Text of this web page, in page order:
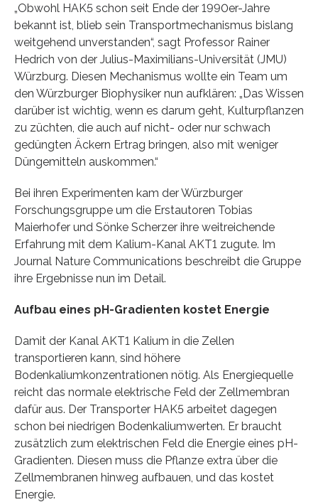
„Obwohl HAK5 schon seit Ende der 1990er-Jahre
bekannt ist, blieb sein Transportmechanismus bislang
weitgehend unverstanden“, sagt Professor Rainer
Hedrich von der Julius-Maximilians-Universität (JMU)
Würzburg. Diesen Mechanismus wollte ein Team um
den Würzburger Biophysiker nun aufklären: „Das Wissen
darüber ist wichtig, wenn es darum geht, Kulturpflanzen
zu züchten, die auch auf nicht- oder nur schwach
gedüngten Äckern Ertrag bringen, also mit weniger
Düngemitteln auskommen.“
Bei ihren Experimenten kam der Würzburger
Forschungsgruppe um die Erstautoren Tobias
Maierhofer und Sönke Scherzer ihre weitreichende
Erfahrung mit dem Kalium-Kanal AKT1 zugute. Im
Journal Nature Communications beschreibt die Gruppe
ihre Ergebnisse nun im Detail.
Aufbau eines pH-Gradienten kostet Energie
Damit der Kanal AKT1 Kalium in die Zellen
transportieren kann, sind höhere
Bodenkaliumkonzentrationen nötig. Als Energiequelle
reicht das normale elektrische Feld der Zellmembran
dafür aus. Der Transporter HAK5 arbeitet dagegen
schon bei niedrigen Bodenkaliumwerten. Er braucht
zusätzlich zum elektrischen Feld die Energie eines pH-
Gradienten. Diesen muss die Pflanze extra über die
Zellmembranen hinweg aufbauen, und das kostet
Energie.